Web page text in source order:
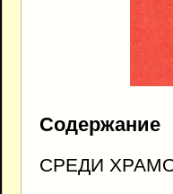
Содержание
СРЕДИ